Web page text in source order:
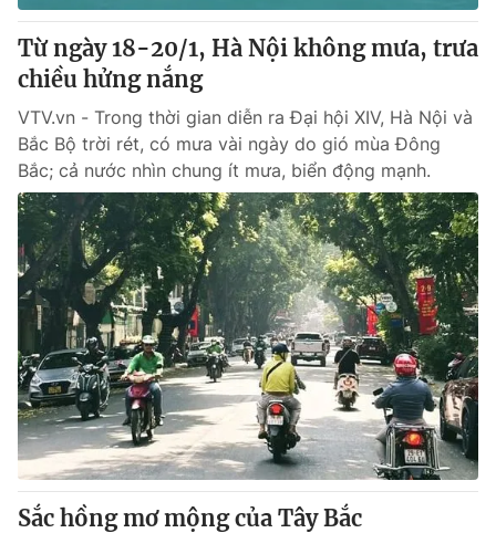
Câu chuyện quốc tế
Thị trường
Góc doanh nghiệp
Dữ liệu và đời sống
Truyền hình
Phim VTV
Hậu trường
Nhân vật
Khán giả
Giải sao mai
Giải trí
Điện ảnh
Âm nhạc
Sao
Đời sống
Du lịch
Làm đẹp
Chất lượng cuộc sống
Giáo dục
Tuyển sinh
Học trực tuyến
Công nghệ
Hitech Công nghệ tương lai
Sản phẩm
Thị trường
Tư vấn
Giao lưu trực tuyến
Lịch phát sóng
Từ ngày 18-20/1, Hà Nội không mưa, trưa
chiều hửng nắng
VTV.vn - Trong thời gian diễn ra Đại hội XIV, Hà Nội và
Bắc Bộ trời rét, có mưa vài ngày do gió mùa Đông
Bắc; cả nước nhìn chung ít mưa, biển động mạnh.
Sắc hồng mơ mộng của Tây Bắc